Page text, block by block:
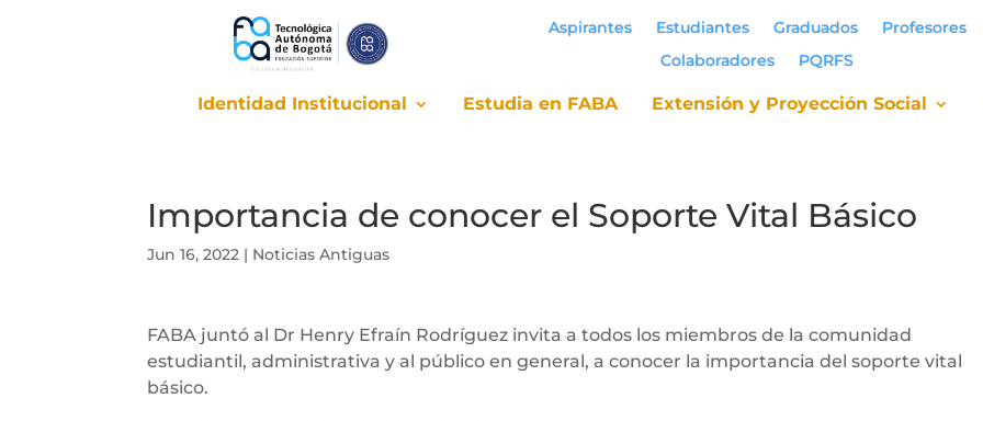
Aspirantes Estudiantes Graduados
Profesores
Colaboradores
PQRFS
Identidad Institucional Estudia en FABA Extensión y Proyección Social
Identidad Institucional Estudia en FABA Extensión y Proyección Social
Importancia de conocer el Soporte Vital Básico
Jun 16, 2022 | Noticias Antiguas
FABA juntó al Dr Henry Efraín Rodríguez invita a todos los miembros de la comunidad
estudiantil, administrativa y al público en general, a conocer la importancia del soporte vital
básico.